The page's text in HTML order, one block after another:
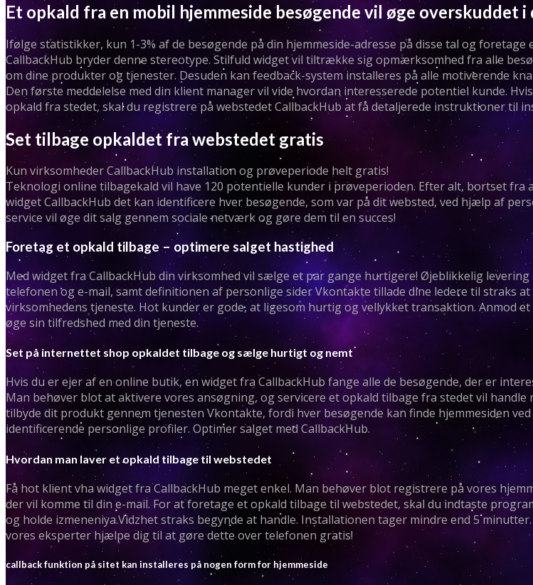
Et opkald fra en mobil hjemmeside besøgende vil øge overskuddet
Ifølge statistikker, kun 1-3% af de besøgende på din hjemmeside-adresse på disse tal og foretage
CallbackHub bryder denne stereotype. Stilfuld widget vil tiltrække sig opmærksomhed fra alle
om dine produkter og tjenester. Desuden kan feedback-system installeres på alle motiverende
Den første meddelelse med din klient manager vil vide hvordan interesserede potentiel kunde.
opkald fra stedet, skal du registrere på webstedet CallbackHub at få detaljerede instruktioner til
Set tilbage opkaldet fra webstedet gratis
Kun virksomheder CallbackHub installation og prøveperiode helt gratis!
Teknologi online tilbagekald vil have 120 potentielle kunder i prøveperioden. Efter alt, bortset fra
widget CallbackHub det kan identificere hver besøgende, som var på dit websted, ved hjælp af
service vil øge dit salg gennem sociale netværk og gøre dem til en succes!
Foretag et opkald tilbage – optimere salget hastighed
Med widget fra CallbackHub din virksomhed vil sælge et par gange hurtigere! Øjeblikkelig
telefonen og e-mail, samt definitionen af ​​personlige sider Vkontakte tillade dine ledere til straks
virksomhedens tjeneste. Hot kunder er gode, at ligesom hurtig og vellykket transaktion. Anmod
øge sin tilfredshed med din tjeneste.
Set på internettet shop opkaldet tilbage og sælge hurtigt og nemt
Hvis du er ejer af en online butik, en widget fra CallbackHub fange alle de besøgende, der er
Man behøver blot at aktivere vores ansøgning, og servicere et opkald tilbage fra stedet vil handle
tilbyde dit produkt gennem tjenesten Vkontakte, fordi hver besøgende kan finde hjemmesiden
identificerende personlige profiler. Optimer salget med CallbackHub.
Hvordan man laver et opkald tilbage til webstedet
Få hot klient vha widget fra CallbackHub meget enkel. Man behøver blot registrere på vores
der vil komme til din e-mail. For at foretage et opkald tilbage til webstedet, skal du indtaste
og holde izmeneniya.Vidzhet straks begynde at handle. Installationen tager mindre end 5
vores eksperter hjælpe dig til at gøre dette over telefonen gratis!
callback funktion på sitet kan installeres på nogen form for hjemmeside